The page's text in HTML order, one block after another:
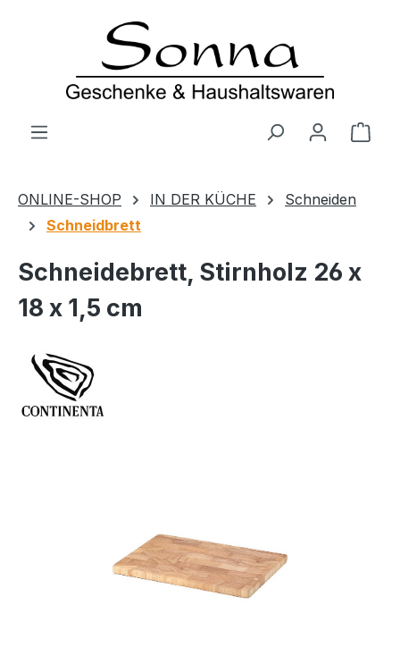
Zum Hauptinhalt springen
ONLINE-SHOP IN DER KÜCHE
Schneiden
Schneidbrett
Schneidebrett, Stirnholz 26 x
18 x 1,5 cm